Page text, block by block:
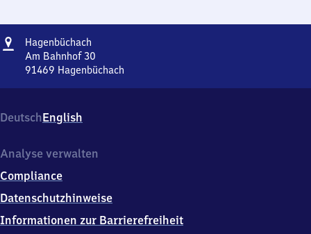
Adresse
Hagenbüchach
Am Bahnhof 30
91469 Hagenbüchach
Bahnhof
30,
1
6
9
DeutschEnglish
Analyse verwalten
Compliance
Datenschutzhinweise
Informationen zur Barrierefreiheit